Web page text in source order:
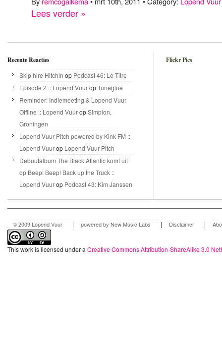
Lees verder »
Recente Reacties
Skip hire Hitchin op Podcast 46: Le Titre
Episode 2 :: Lopend VuuropTuneglue
Reminder: Indiemeeting & Lopend Vuur
Offline :: Lopend VuuropSimplon,
Groningen
Lopend Vuur Pitch powered by Kink FM ::
Lopend Vuurop Lopend Vuur Pitch
Debuutalbum The Black Atlantic komt uit
op Beep! Beep! Back up the Truck ::
Lopend Vuurop Podcast 43: Kim Janssen
Flickr Pics
© 2009 Lopend Vuur | powered by New Music Labs | Disclaimer |
This work is licensed under a Creative Commons Attribution-ShareAlike 3.0